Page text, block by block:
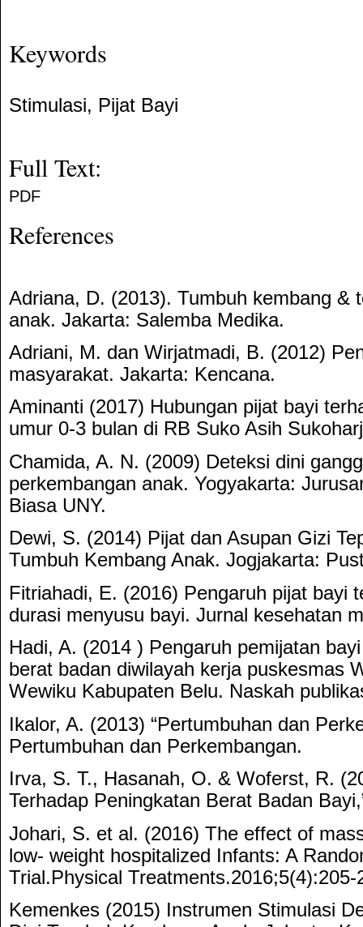
Keywords
Stimulasi, Pijat Bayi
Full Text:
PDF
References
Adriana, D. (2013). Tumbuh kembang &
anak. Jakarta: Salemba Medika.
Adriani, M. dan Wirjatmadi, B. (2012)
masyarakat. Jakarta: Kencana.
Aminanti (2017) Hubungan pijat bayi
umur 0-3 bulan di RB Suko Asih
Chamida, A. N. (2009) Deteksi dini
perkembangan anak. Yogyakarta:
Biasa UNY.
Dewi, S. (2014) Pijat dan Asupan Gizi
Tumbuh Kembang Anak. Jogjakarta:
Fitriahadi, E. (2016) Pengaruh pijat bayi
durasi menyusu bayi. Jurnal kesehatan
Hadi, A. (2014 ) Pengaruh pemijatan
berat badan diwilayah kerja puskesmas
Wewiku Kabupaten Belu. Naskah
Ikalor, A. (2013) “Pertumbuhan dan
Pertumbuhan dan Perkembangan.
Irva, S. T., Hasanah, O. & Woferst, R.
Terhadap Peningkatan Berat Badan
Johari, S. et al. (2016) The effect of
low- weight hospitalized Infants: A
Trial.Physical Treatments.2016;5(4):205-
Kemenkes (2015) Instrumen Stimulasi